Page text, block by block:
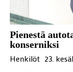
Pienestä
konserniksi
Henkilöt 23.